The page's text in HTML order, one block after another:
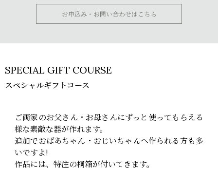
お申込み・お問い合わせはこちら
SPECIAL GIFT COURSE
スペシャルギフトコース
ご両家のお父さん・お母さんにずっと使ってもらえる
様な素敵な器が作れます。
追加でおばあちゃん・おじいちゃんへ作られる方も多
いですよ!
作品には、特注の桐箱が付いてきます。